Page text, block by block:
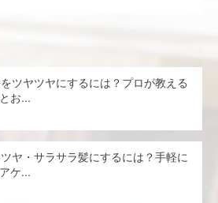
ツヤツヤにするには？プロが教える
お...
ヤ・サラサラ髪にするには？手軽に
ケ...